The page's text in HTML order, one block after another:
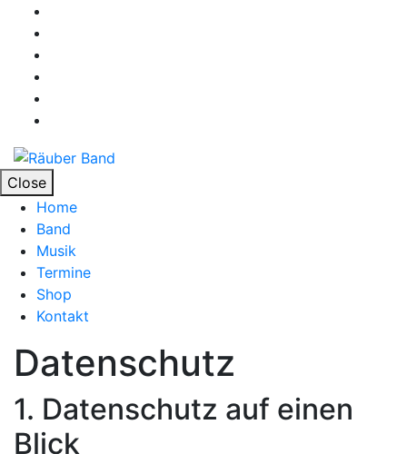
Close
Home
Band
Musik
Termine
Shop
Kontakt
Datenschutz
1. Datenschutz auf einen
Blick